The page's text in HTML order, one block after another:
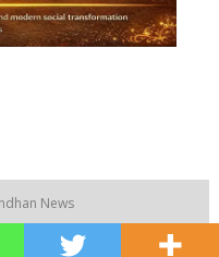
News
RECRUITMENT